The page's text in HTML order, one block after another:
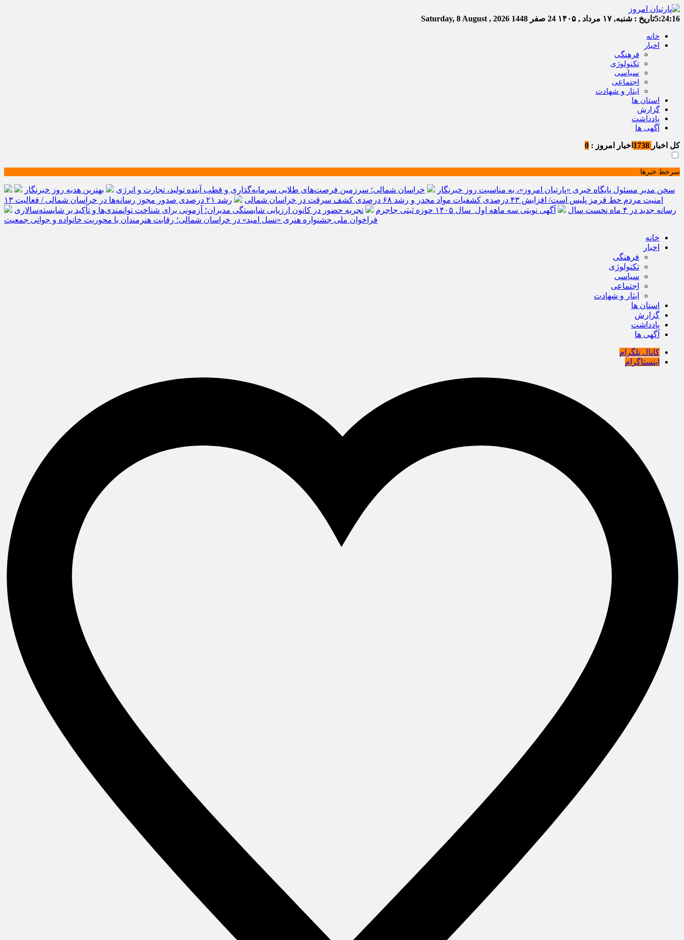
5:24:17تاریخ : شنبه, ۱۷ مرداد , ۱۴۰۵ 24 صفر 1448
خانه
اخبار
فرهنگی
تکنولوژی
سیاسی
اجتماعی
ایثار و شهادت
استان ها
گزارش
یادداشت
آگهی ها
کل اخبار اخبار امروز : 0
سرخط خبرها
سخن مدیر مسئول پایگاه خبری «پارتیان امروز»، به مناسبت روز خبرنگار خراسان شمالی؛ سرزمین فرصت‌های طلایی سرمایه‌گذاری و قطب آینده تولید، تجارت و انرژی
بهترین هدیه روز خبرنگار
امنیت مردم خط قرمز پلیس است/ افزایش ۴۳ درصدی کشفیات مواد مخدر و رشد ۶۸ درصدی کشف سرقت در خراسان شمالی
رشد ۲۱ درصدی صدور مجوز رسانه‌ها در خراسان شمالی / فعالیت ۱۳
رسانه جدید در ۴ ماه نخست سال
آگهی نوبتی سه ماهه اول سال ۱۴۰۵ حوزه ثبتی جاجرم
تجربه حضور در کانون ارزیابی شایستگی مدیران؛ آزمونی برای شناخت توانمندی‌ها و تأکید بر شایسته‌سالاری
فراخوان ملی جشنواره هنری «نسل امید» در خراسان شمالی؛ رقابت هنرمندان با محوریت خانواده و جوانی جمعیت
خانه
اخبار
فرهنگی
تکنولوژی
سیاسی
اجتماعی
ایثار و شهادت
استان ها
گزارش
یادداشت
آگهی ها
کانال تلگرام
اینستاگرام